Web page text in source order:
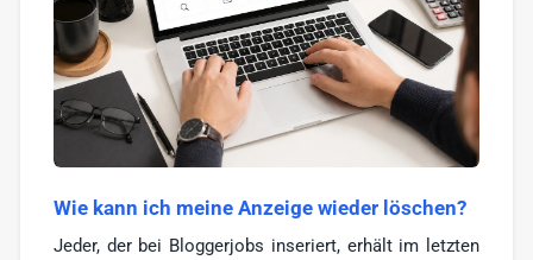
Wie kann ich meine Anzeige wieder löschen?
Jeder, der bei Bloggerjobs inseriert, erhält im letzten